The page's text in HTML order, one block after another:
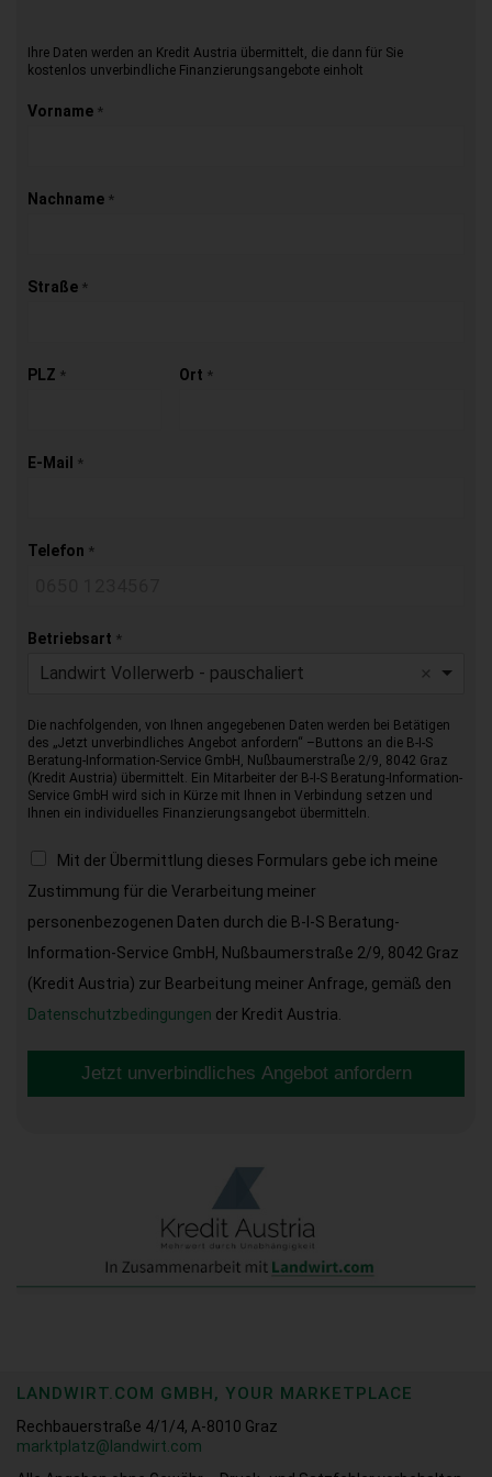
Ihre Daten werden an Kredit Austria übermittelt, die dann für Sie
kostenlos unverbindliche Finanzierungsangebote einholt
Vorname *
Nachname *
Straße *
PLZ * Ort *
E-Mail *
Telefon *
Betriebsart *
Landwirt Vollerwerb - pauschaliert
Die nachfolgenden, von Ihnen angegebenen Daten werden bei Betätigen
des „Jetzt unverbindliches Angebot anfordern“ –Buttons an die B-I-S
Beratung-Information-Service GmbH, Nußbaumerstraße 2/9, 8042 Graz
(Kredit Austria) übermittelt. Ein Mitarbeiter der B-I-S Beratung-Information-
Service GmbH wird sich in Kürze mit Ihnen in Verbindung setzen und
Ihnen ein individuelles Finanzierungsangebot übermitteln.
Mit der Übermittlung dieses Formulars gebe ich meine
Zustimmung für die Verarbeitung meiner
personenbezogenen Daten durch die B-I-S Beratung-
Information-Service GmbH, Nußbaumerstraße 2/9, 8042 Graz
(Kredit Austria) zur Bearbeitung meiner Anfrage, gemäß den
Datenschutzbedingungen der Kredit Austria.
Jetzt unverbindliches Angebot anfordern
LANDWIRT.COM GMBH, YOUR MARKETPLACE
Rechbauerstraße 4/1/4, A-8010 Graz
marktplatz@landwirt.com